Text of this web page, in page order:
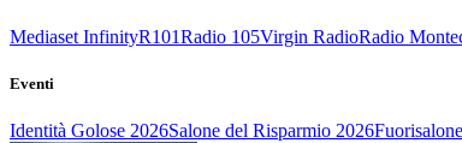
Mediaset InfinityR101Radio 105Virgin RadioRadio
Eventi
Identità Golose 2026Salone del Risparmio 2026